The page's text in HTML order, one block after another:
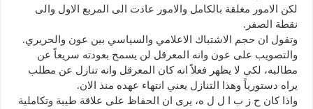
لكن الامور مغلقة بالكامل والامور عادت الى المربع الاول والى
نقطة الصفر.
وتقول ان حجم الاشتباك الاعلامي والسياسي بين عون والحريري.
والتصويب على عون وانه المعرقل لن يسمح بعودته سريعاً عن
مطالبه، لكي لا يظهر فعلاً انه كان المعرقل وانه تنازل عن مطلب
يراه دستورياً وهذا التنازل يعني انتهاء عهده منذ الان.
واذا كان ح ز ب ا ل ل ه، يرى ان الحفاظ على علاقة طيبة وتكاملية